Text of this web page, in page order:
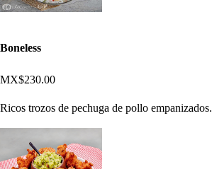
Boneless
MX$230.00
Ricos trozos de pechuga de pollo empanizados.